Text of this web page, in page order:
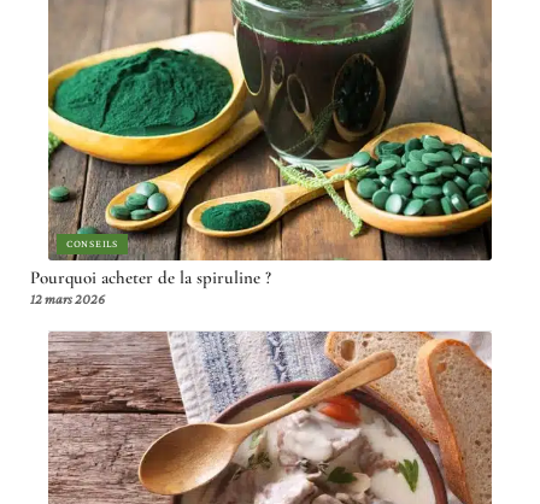
CONSEILS
Pourquoi acheter de la spiruline ?
12 mars 2026